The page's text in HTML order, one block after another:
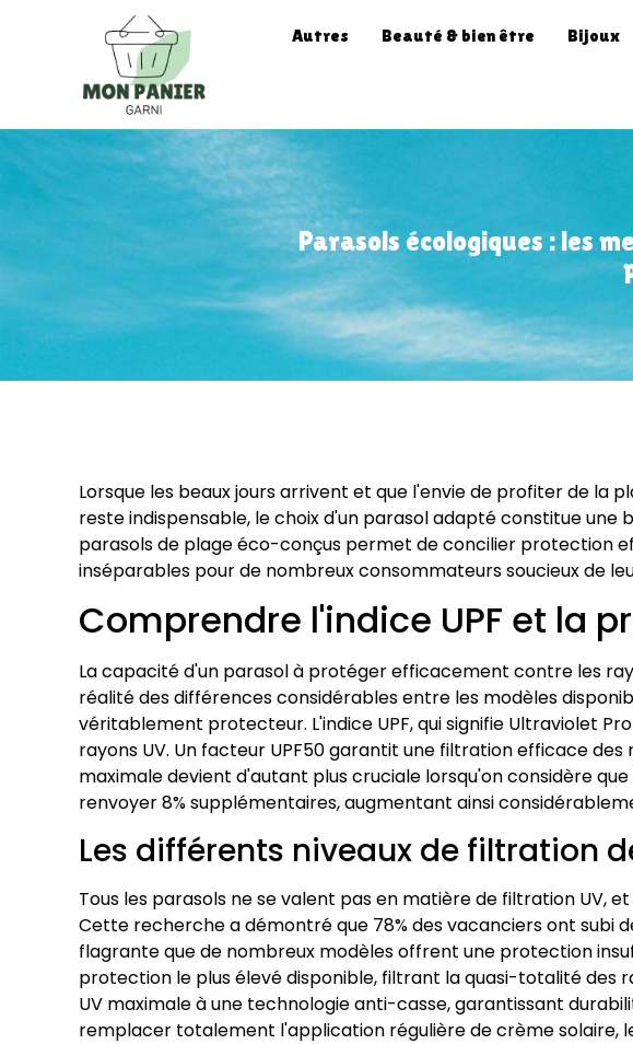
Autres Beauté & bien être Bijoux
Parasols écologiques : les
Lorsque les beaux jours arrivent et que l'envie de profiter de la
reste indispensable, le choix d'un parasol adapté constitue une
parasols de plage éco-conçus permet de concilier protection
inséparables pour de nombreux consommateurs soucieux de
Comprendre l'indice UPF et la
La capacité d'un parasol à protéger efficacement contre les
réalité des différences considérables entre les modèles
véritablement protecteur. L'indice UPF, qui signifie Ultraviolet
rayons UV. Un facteur UPF50 garantit une filtration efficace
maximale devient d'autant plus cruciale lorsqu'on considère
renvoyer 8% supplémentaires, augmentant ainsi
Les différents niveaux de filtration
Tous les parasols ne se valent pas en matière de filtration UV,
Cette recherche a démontré que 78% des vacanciers ont subi
flagrante que de nombreux modèles offrent une protection
protection le plus élevé disponible, filtrant la quasi-totalité des
UV maximale à une technologie anti-casse, garantissant
remplacer totalement l'application régulière de crème solaire,